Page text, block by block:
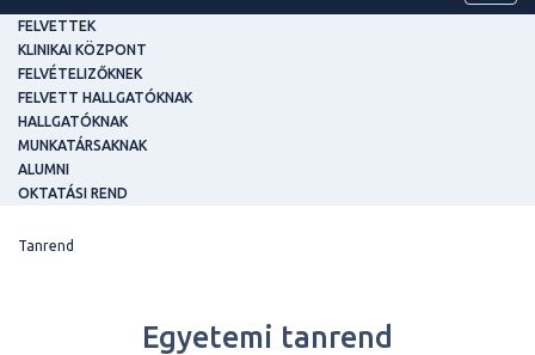
FELVETTEK
KLINIKAI KÖZPONT
FELVÉTELIZŐKNEK
FELVETT HALLGATÓKNAK
HALLGATÓKNAK
MUNKATÁRSAKNAK
ALUMNI
OKTATÁSI REND
Tanrend
Egyetemi tanrend